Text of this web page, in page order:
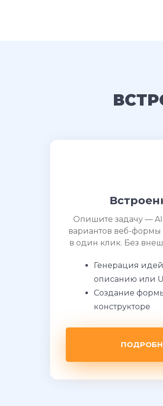
Опишите задачу —
вариантов веб-формы
в один клик. Без
Генерация
описанию или
Создание
конструкторе